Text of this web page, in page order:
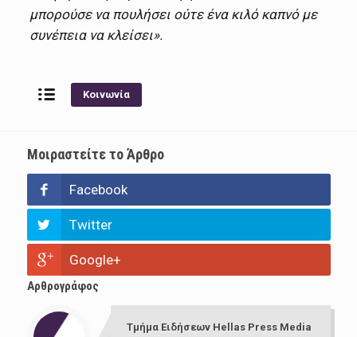
μπορούσε να πουλήσει ούτε ένα κιλό καπνό με
συνέπεια να κλείσει».
Κοινωνία
Μοιραστείτε το Άρθρο
Facebook
Twitter
Google+
Αρθρογράφος
Τμήμα Ειδήσεων Hellas Press Media